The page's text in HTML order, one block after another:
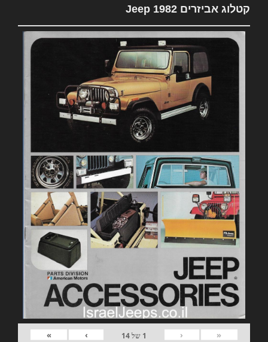
קטלוג אביזרים 1982 Jeep
«
‹
1 של14
›
»